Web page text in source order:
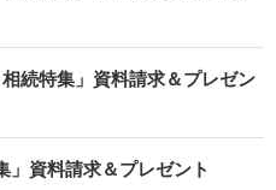
続特集」資料請求＆プレゼン
」資料請求＆プレゼント